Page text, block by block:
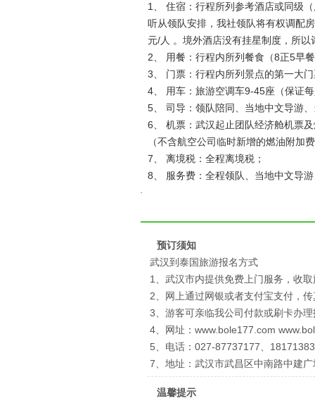
1、 住宿：行程所列参考酒店或同级
听从领队安排，我社领队将有权调配
元/人 。境外酒店没有挂星制度，所
2、 用餐：行程内所列餐食（8正5早
3、 门票：行程内所列景点的第一大
4、 用车：旅游空调车9-45座（保证
5、 司导：领队陪同、当地中文导游
6、 机票：武汉起止团队经济舱机票
（不含航空公司临时新增的燃油附加
7、 离境税：全程离境税；
8、 服务费：全程领队、当地中文导
预订须知
武汉到泰国旅游报名方式
1、武汉市内提供免费上门服务，收
2、网上通过网银或者支付宝支付，
3、游客可亲临我公司付款或刷卡办
4、网址：www.bole177.com
5、电话：027-87737177、
7、地址：武汉市武昌区中南路中建
温馨提示